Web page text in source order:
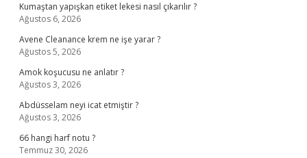
Kumaştan yapışkan etiket lekesi nasıl çıkarılır ?
Ağustos 6, 2026
Avene Cleanance krem ne işe yarar ?
Ağustos 5, 2026
Amok koşucusu ne anlatır ?
Ağustos 3, 2026
Abdüsselam neyi icat etmiştir ?
Ağustos 3, 2026
66 hangi harf notu ?
Temmuz 30, 2026